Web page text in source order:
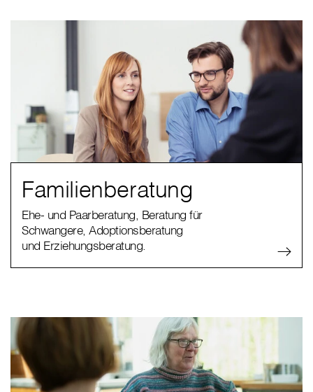
Familienberatung
Ehe- und Paarberatung, Beratung für
Schwangere, Adoptionsberatung
und Erziehungsberatung.